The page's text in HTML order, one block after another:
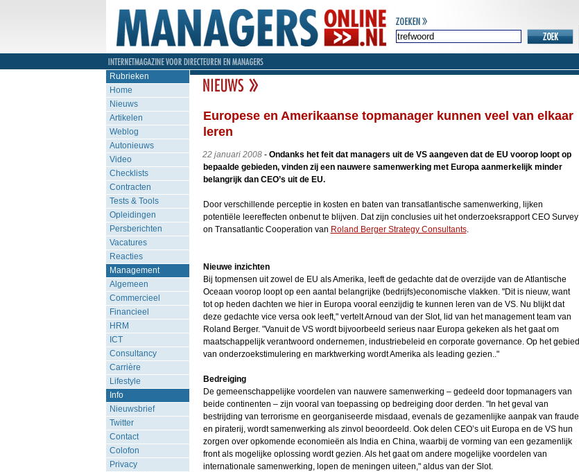
Rubrieken
Home
Nieuws
Artikelen
Weblog
Autonieuws
Video
Checklists
Contracten
Tests & Tools
Opleidingen
Persberichten
Vacatures
Reacties
Management
Algemeen
Commercieel
Financieel
HRM
ICT
Consultancy
Carrière
Lifestyle
Info
Nieuwsbrief
Twitter
Contact
Colofon
Privacy
Europese en Amerikaanse topmanager kunnen veel van elkaar
leren
22 januari 2008- Ondanks het feit dat managers uit de VS aangeven dat de EU voorop loopt op
bepaalde gebieden, vinden zij een nauwere samenwerking met Europa aanmerkelijk minder
belangrijk dan CEO’s uit de EU.
Door verschillende perceptie in kosten en baten van transatlantische samenwerking, lijken
potentiële leereffecten onbenut te blijven. Dat zijn conclusies uit het onderzoeksrapport CEO Survey
on Transatlantic Cooperation van Roland Berger Strategy Consultants.
Nieuwe inzichten
Bij topmensen uit zowel de EU als Amerika, leeft de gedachte dat de overzijde van de Atlantische
Oceaan voorop loopt op een aantal belangrijke (bedrijfs)economische vlakken. "Dit is nieuw, want
tot op heden dachten we hier in Europa vooral eenzijdig te kunnen leren van de VS. Nu blijkt dat
deze gedachte vice versa ook leeft," vertelt Arnoud van der Slot, lid van het management team van
Roland Berger. "Vanuit de VS wordt bijvoorbeeld serieus naar Europa gekeken als het gaat om
maatschappelijk verantwoord ondernemen, industriebeleid en corporate governance. Op het gebied
van onderzoekstimulering en marktwerking wordt Amerika als leading gezien.."
Bedreiging
De gemeenschappelijke voordelen van nauwere samenwerking – gedeeld door topmanagers van
beide continenten – zijn vooral van toepassing op bedreiging door derden. "In het geval van
bestrijding van terrorisme en georganiseerde misdaad, evenals de gezamenlijke aanpak van fraude
en piraterij, wordt samenwerking als zinvol beoordeeld. Ook delen CEO’s uit Europa en de VS hun
zorgen over opkomende economieën als India en China, waarbij de vorming van een gezamenlijk
front als mogelijke oplossing wordt gezien. Als het gaat om andere mogelijke voordelen van
internationale samenwerking, lopen de meningen uiteen," aldus van der Slot.